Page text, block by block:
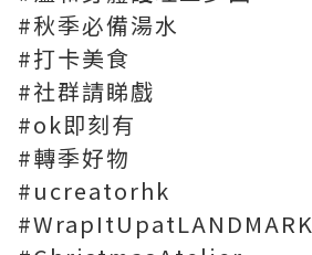
#秋季必備湯水
#打卡美食
#社群請睇戲
#ok即刻有
#轉季好物
#ucreatorhk
#WrapItUpatLANDMARK